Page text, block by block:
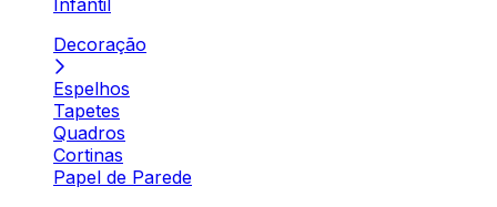
Infantil
Decoração
Espelhos
Tapetes
Quadros
Cortinas
Papel de Parede